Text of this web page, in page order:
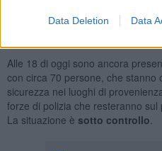
Data Deletion Data
La questura da domenica ha
tutte le strade che portavano alla
Alle 18 di oggi sono ancora
con circa 70 persone, che stanno
sicurezza nei luoghi di
forze di polizia che resteranno sul
La situazione è sotto controllo